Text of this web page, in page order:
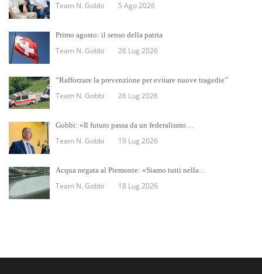
Team N. Gobbi 5 Ago 2026
Primo agosto: il senso della patria
Team N. Gobbi 26 Lug 2026
“Rafforzare la prevenzione per evitare nuove tragedie”
Team N. Gobbi 26 Lug 2026
Gobbi: «Il futuro passa da un federalismo…
Team N. Gobbi 19 Lug 2026
Acqua negata al Piemonte: «Siamo tutti nella…
Team N. Gobbi 18 Lug 2026